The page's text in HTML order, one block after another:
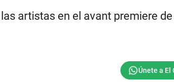
artistas en el avant premiere